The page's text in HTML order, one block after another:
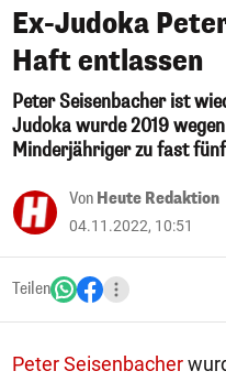
Ex-Judoka
Haft entlassen
Peter Seisenbacher ist
Judoka wurde 2019
Minderjähriger zu fast
Von Heute Redaktion
04.11.2022, 10:51
Teilen
Peter Seisenbacher